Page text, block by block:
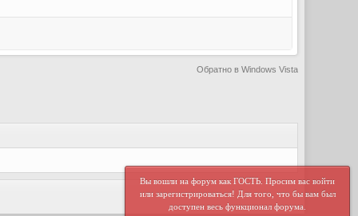
Обратно в Windows Vista
Вы вошли на форум как ГОСТЬ. Просим вас войти
или зарегистрироваться! Для того, что бы вам был
доступен весь функционал форума.